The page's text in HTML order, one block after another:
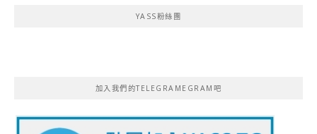
YASS粉絲團
加入我們的TELEGRAMEGRAM吧